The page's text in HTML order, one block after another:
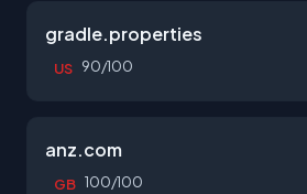
gradle.properties
US 90/100
anz.com
GB 100/100